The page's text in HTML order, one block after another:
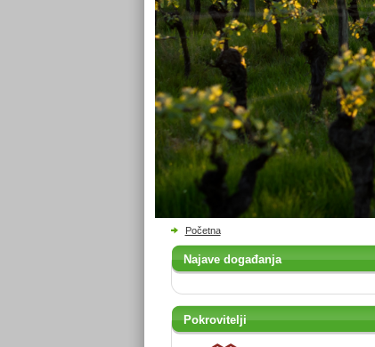
Početna
Najave događanja
Pokrovitelji